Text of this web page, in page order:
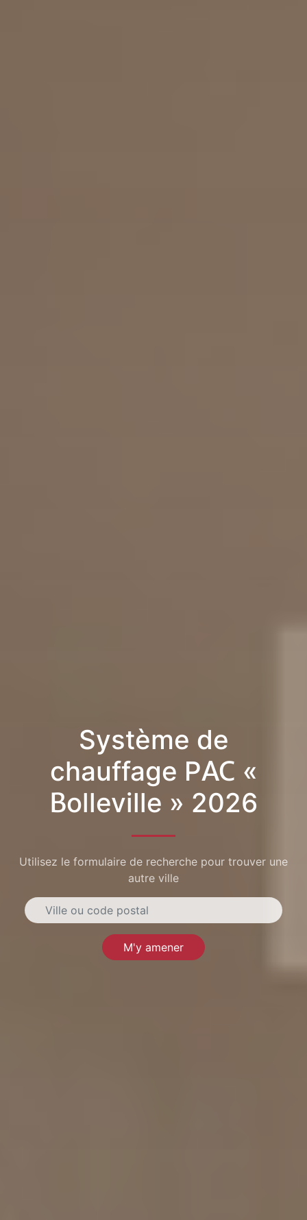
Système de
chauffage PAC «
Bolleville » 2026
Utilisez le formulaire de recherche pour trouver une
autre ville
M'y amener